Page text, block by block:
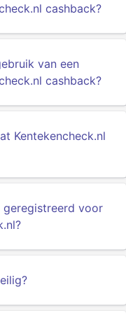
cashback?
van een
cashback?
Kentekencheck.nl
voor